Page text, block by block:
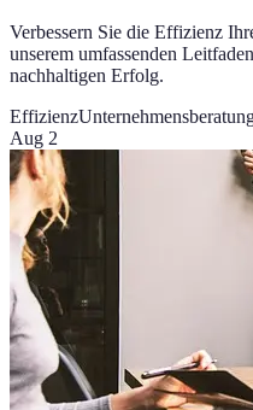
Verbessern Sie die Effizienz
unserem umfassenden
nachhaltigen Erfolg.
Effizienz
Aug 2